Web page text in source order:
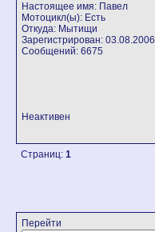
Настоящее имя: Павел
Мотоцикл(ы): Есть
Откуда: Мытищи
Зарегистрирован: 03.08.2006
Сообщений: 6675
Неактивен
Страниц: 1
Перейти